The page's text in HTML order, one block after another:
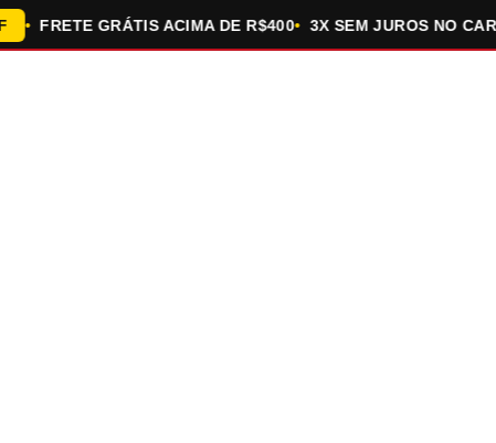
FRETE GRÁTIS ACIMA DE R$400 3X SEM JUROS NO CARTÃO